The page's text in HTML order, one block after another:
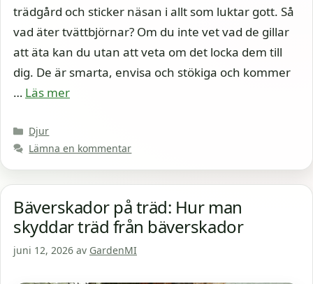
trädgård och sticker näsan i allt som luktar gott. Så
vad äter tvättbjörnar? Om du inte vet vad de gillar
att äta kan du utan att veta om det locka dem till
dig. De är smarta, envisa och stökiga och kommer
… Läs mer
Kategorier
Djur
Lämna en kommentar
Bäverskador på träd: Hur man
skyddar träd från bäverskador
juni 12, 2026 av GardenMI